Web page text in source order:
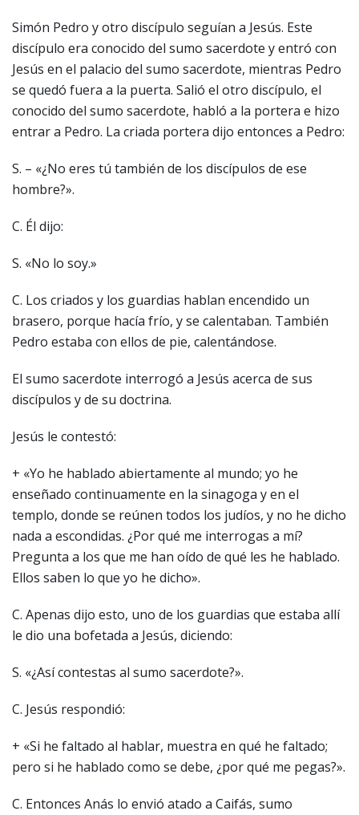
Simón Pedro y otro discípulo seguían a Jesús. Este
discípulo era conocido del sumo sacerdote y entró con
Jesús en el palacio del sumo sacerdote, mientras Pedro
se quedó fuera a la puerta. Salió el otro discípulo, el
conocido del sumo sacerdote, habló a la portera e hizo
entrar a Pedro. La criada portera dijo entonces a Pedro:
S. – «¿No eres tú también de los discípulos de ese
hombre?».
C. Él dijo:
S. «No lo soy.»
C. Los criados y los guardias hablan encendido un
brasero, porque hacía frío, y se calentaban. También
Pedro estaba con ellos de pie, calentándose.
El sumo sacerdote interrogó a Jesús acerca de sus
discípulos y de su doctrina.
Jesús le contestó:
+ «Yo he hablado abiertamente al mundo; yo he
enseñado continuamente en la sinagoga y en el
templo, donde se reúnen todos los judíos, y no he dicho
nada a escondidas. ¿Por qué me interrogas a mí?
Pregunta a los que me han oído de qué les he hablado.
Ellos saben lo que yo he dicho».
C. Apenas dijo esto, uno de los guardias que estaba allí
le dio una bofetada a Jesús, diciendo:
S. «¿Así contestas al sumo sacerdote?».
C. Jesús respondió:
+ «Si he faltado al hablar, muestra en qué he faltado;
pero si he hablado como se debe, ¿por qué me pegas?».
C. Entonces Anás lo envió atado a Caifás, sumo